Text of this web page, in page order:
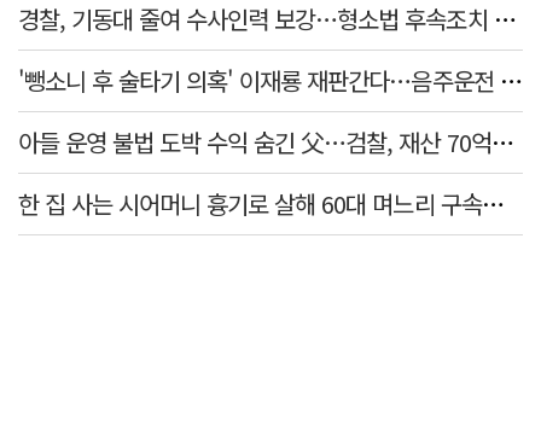
경찰, 기동대 줄여 수사인력 보강…형소법 후속조치 본격화
'뺑소니 후 술타기 의혹' 이재룡 재판간다…음주운전 혐의 제외
아들 운영 불법 도박 수익 숨긴 父…검찰, 재산 70억원 몰수
한 집 사는 시어머니 흉기로 살해 60대 며느리 구속…범행 동기는